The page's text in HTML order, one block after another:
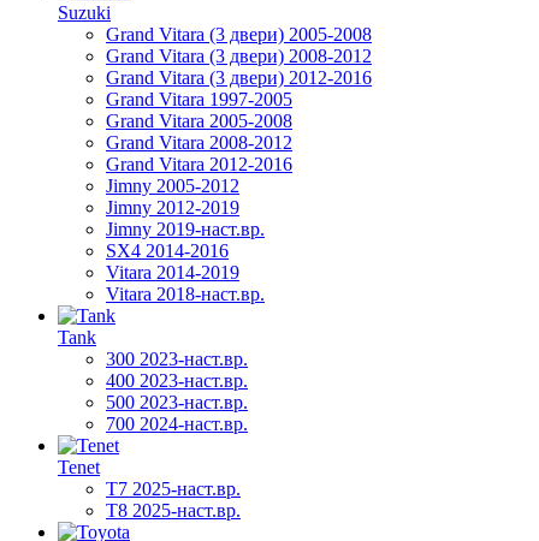
Suzuki
Grand Vitara (3 двери) 2005-2008
Grand Vitara (3 двери) 2008-2012
Grand Vitara (3 двери) 2012-2016
Grand Vitara 1997-2005
Grand Vitara 2005-2008
Grand Vitara 2008-2012
Grand Vitara 2012-2016
Jimny 2005-2012
Jimny 2012-2019
Jimny 2019-наст.вр.
SX4 2014-2016
Vitara 2014-2019
Vitara 2018-наст.вр.
Tank
300 2023-наст.вр.
400 2023-наст.вр.
500 2023-наст.вр.
700 2024-наст.вр.
Tenet
T7 2025-наст.вр.
T8 2025-наст.вр.